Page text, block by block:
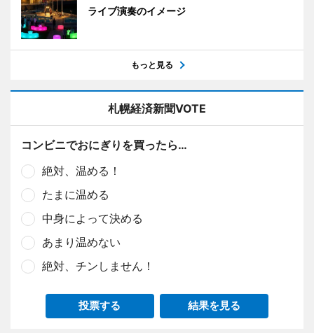
ライブ演奏のイメージ
もっと見る
札幌経済新聞VOTE
コンビニでおにぎりを買ったら…
絶対、温める！
たまに温める
中身によって決める
あまり温めない
絶対、チンしません！
投票する 結果を見る